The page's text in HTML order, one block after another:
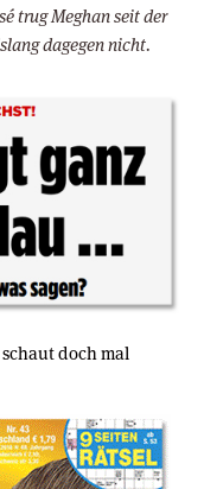
trug Meghan seit der
dagegen nicht.
doch mal